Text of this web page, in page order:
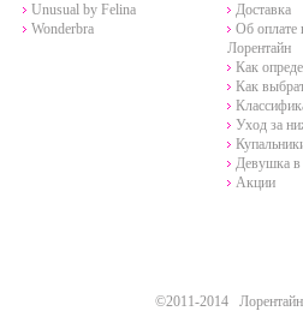
Unusual by Felina
Wonderbra
Доставка
Об оплате
Лорентайн
Как
Как
Уход за
Девушка в
Акции
©2011-2014